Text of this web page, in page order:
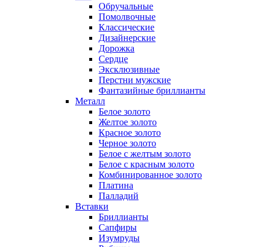
Обручальные
Помолвочные
Классические
Дизайнерские
Дорожка
Сердце
Эксклюзивные
Перстни мужские
Фантазийные бриллианты
Металл
Белое золото
Желтое золото
Красное золото
Черное золото
Белое с желтым золото
Белое с красным золото
Комбинированное золото
Платина
Палладий
Вставки
Бриллианты
Сапфиры
Изумруды